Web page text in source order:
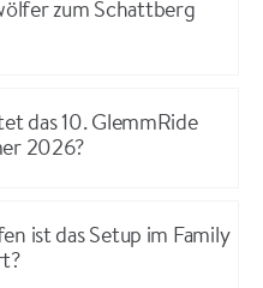
zum Schattberg
das 10. GlemmRide
2026?
ist das Setup im Family